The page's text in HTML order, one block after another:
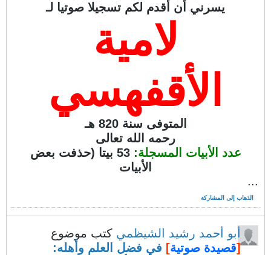
يسرني أن أقدم لكم تسجيلا صوتيا لـ
لامية
الأقفهسي
المتوفى سنة 820 هـ
رحمه الله تعالى
عدد الأبيات المسجلة:
53 بيتا (حذفت بعض
الأبيات
...
الذهاب إلى المشاركة
أبو أحمد رشيد الشيظمي كتب موضوع
[قصيدة صوتية] في فضل العلم وأهله: